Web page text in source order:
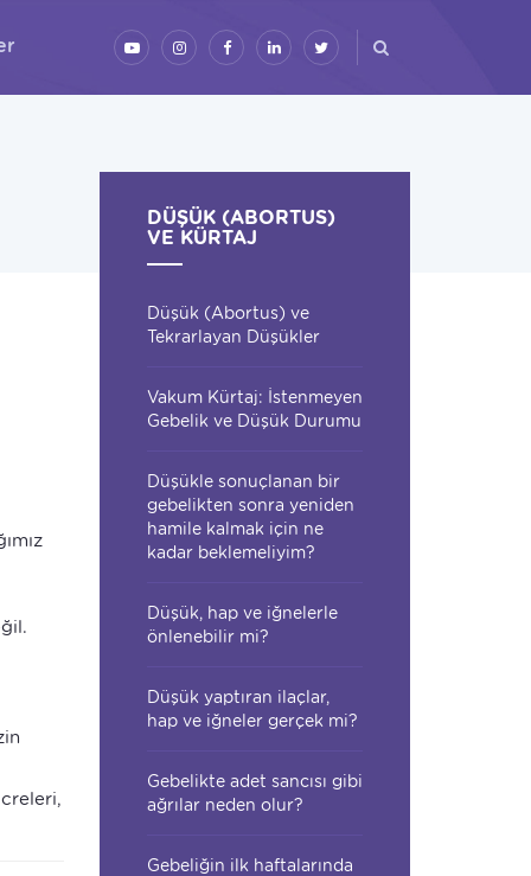
DÜŞÜK (ABORTUS)
VE KÜRTAJ
Düşük (Abortus) ve
Tekrarlayan Düşükler
Vakum Kürtaj: İstenmeyen
Gebelik ve Düşük Durumu
Düşükle sonuçlanan bir
gebelikten sonra yeniden
hamile kalmak için ne
kadar beklemeliyim?
Düşük, hap ve iğnelerle
önlenebilir mi?
Düşük yaptıran ilaçlar,
hap ve iğneler gerçek mi?
Gebelikte adet sancısı gibi
ağrılar neden olur?
Gebeliğin ilk haftalarında